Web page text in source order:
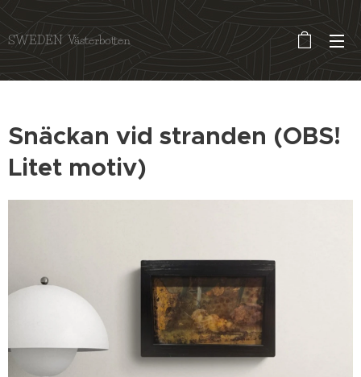
SWEDEN Västerbotten
Snäckan vid stranden (OBS!
Litet motiv)